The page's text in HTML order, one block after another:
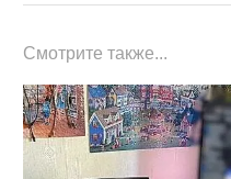
Смотрите также...